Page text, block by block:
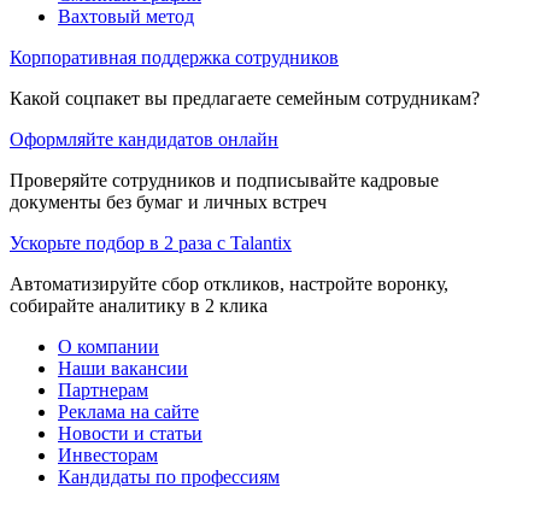
Вахтовый метод
Корпоративная поддержка сотрудников
Какой соцпакет вы предлагаете семейным сотрудникам?
Оформляйте кандидатов онлайн
Проверяйте сотрудников и подписывайте кадровые
документы без бумаг и личных встреч
Ускорьте подбор в 2 раза с Talantix
Автоматизируйте сбор откликов, настройте воронку,
собирайте аналитику в 2 клика
О компании
Наши вакансии
Партнерам
Реклама на сайте
Новости и статьи
Инвесторам
Кандидаты по профессиям